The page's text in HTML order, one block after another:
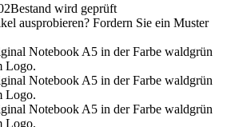
Bestand wird geprüft
ausprobieren? Fordern Sie ein Muster